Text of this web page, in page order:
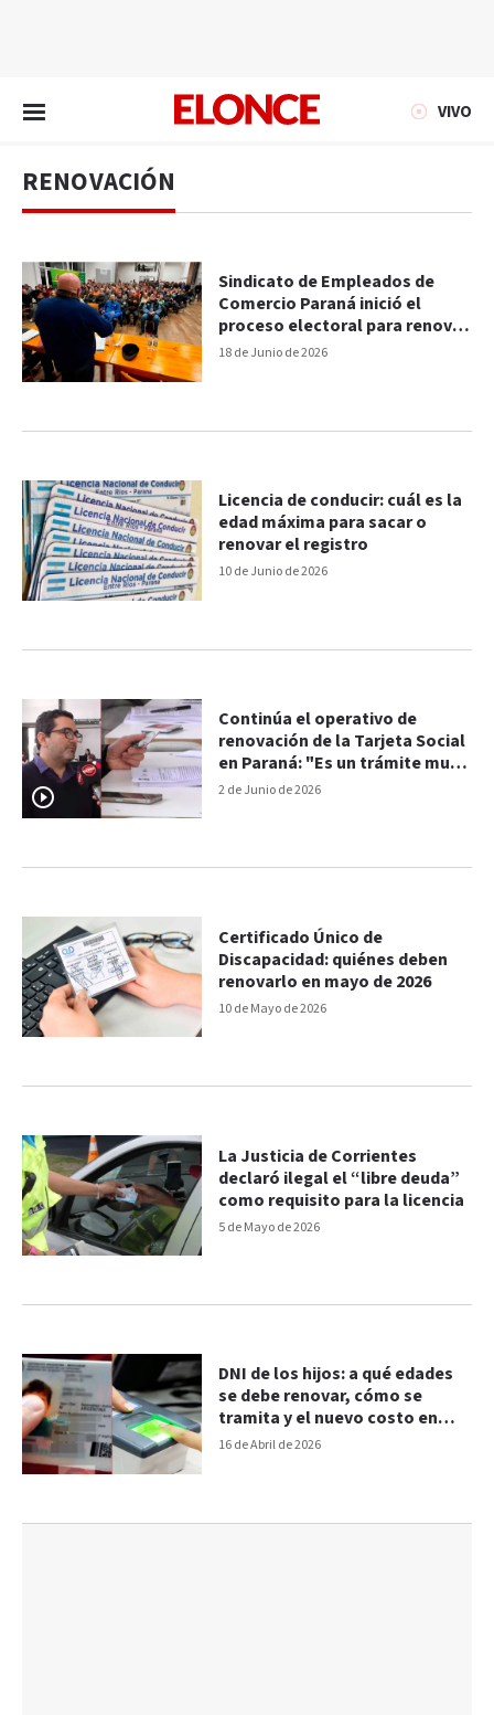
VIVO
RENOVACIÓN
18 de Junio de 2026
Sindicato de Empleados de
Comercio Paraná inició el
proceso electoral para renovar
autoridades
10 de Junio de 2026
Licencia de conducir: cuál es la
edad máxima para sacar o
renovar el registro
2 de Junio de 2026
Continúa el operativo de
renovación de la Tarjeta Social
en Paraná: "Es un trámite muy
rápido"
10 de Mayo de 2026
Certificado Único de
Discapacidad: quiénes deben
renovarlo en mayo de 2026
5 de Mayo de 2026
La Justicia de Corrientes
declaró ilegal el “libre deuda”
como requisito para la licencia
16 de Abril de 2026
DNI de los hijos: a qué edades
se debe renovar, cómo se
tramita y el nuevo costo en
2026